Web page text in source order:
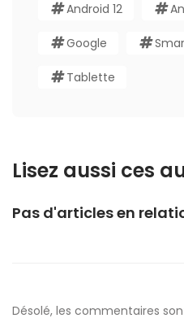
Android 12
Google
Tablette
Lisez aussi ces
Pas d'articles en
Désolé, les commentaires